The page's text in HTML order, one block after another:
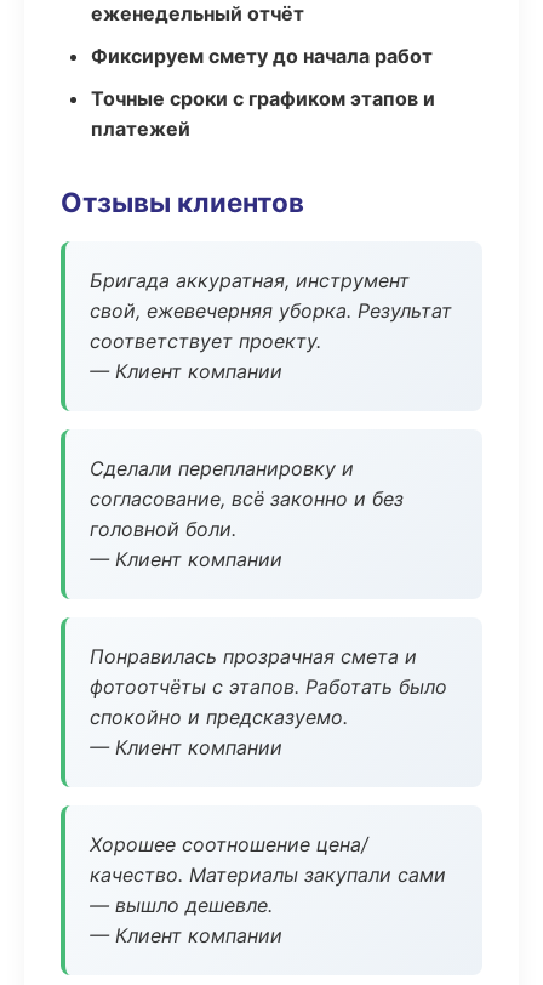
еженедельный отчёт
Фиксируем смету до начала работ
Точные сроки с графиком этапов и
платежей
Отзывы клиентов
Бригада аккуратная, инструмент
свой, ежевечерняя уборка. Результат
соответствует проекту.
— Клиент компании
Сделали перепланировку и
согласование, всё законно и без
головной боли.
— Клиент компании
Понравилась прозрачная смета и
фотоотчёты с этапов. Работать было
спокойно и предсказуемо.
— Клиент компании
Хорошее соотношение цена/
качество. Материалы закупали сами
— вышло дешевле.
— Клиент компании